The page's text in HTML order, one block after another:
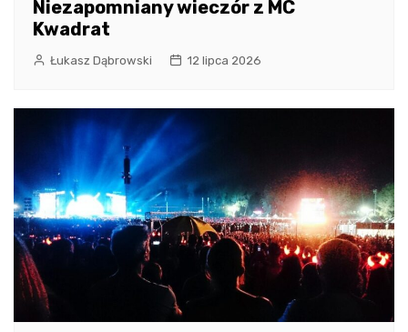
Niezapomniany wieczór z MC
Kwadrat
Łukasz Dąbrowski 12 lipca 2026